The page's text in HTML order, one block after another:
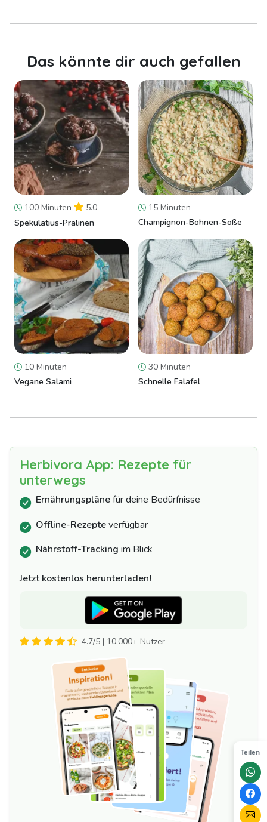
Teilen
Das könnte dir auch gefallen
100 Minuten
5.0
Spekulatius-Pralinen
15 Minuten
Champignon-Bohnen-Soße
10 Minuten
Vegane Salami
30 Minuten
Schnelle Falafel
Herbivora App: Rezepte für
unterwegs
Ernährungsplänefür deine Bedürfnisse
Offline-Rezepteverfügbar
Nährstoff-Tracking im Blick
Jetzt kostenlos herunterladen!
4.7/5 | 10.000+ Nutzer